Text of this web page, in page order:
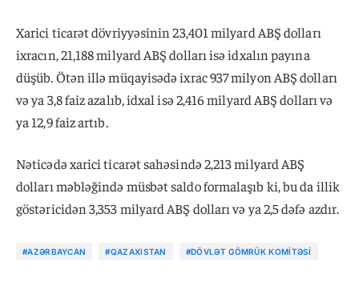
Xarici ticarət dövriyyəsinin 23,401 milyard ABŞ dolları
ixracın, 21,188 milyard ABŞ dolları isə idxalın payına
düşüb. Ötən illə müqayisədə ixrac 937 milyon ABŞ dolları
və ya 3,8 faiz azalıb, idxal isə 2,416 milyard ABŞ dolları və
ya 12,9 faiz artıb.
Nəticədə xarici ticarət sahəsində 2,213 milyard ABŞ
dolları məbləğində müsbət saldo formalaşıb ki, bu da illik
göstəricidən 3,353 milyard ABŞ dolları və ya 2,5 dəfə azdır.
#AZƏRBAYCAN #QAZAXISTAN #DÖVLƏT GÖMRÜK KOMITƏSI